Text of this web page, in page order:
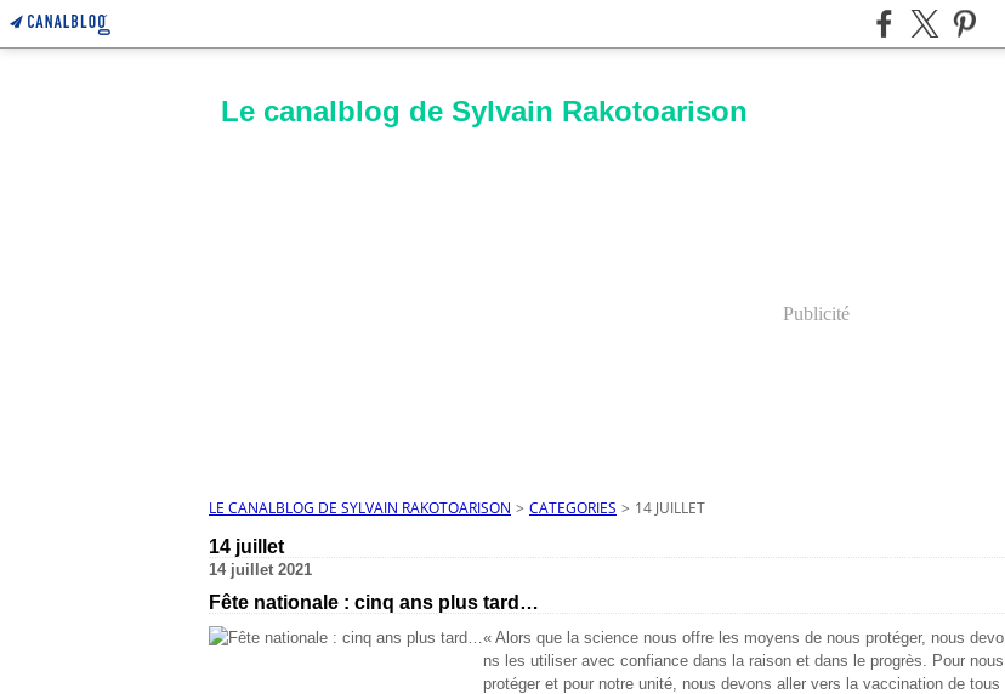
Le canalblog de Sylvain Rakotoarison
Publicité
LE CANALBLOG DE SYLVAIN RAKOTOARISON > CATEGORIES > 14 JUILLET
14 juillet
14 juillet 2021
Fête nationale : cinq ans plus tard…
« Alors que la science nous offre les moyens de nous protéger, nous devo
ns les utiliser avec confiance dans la raison et dans le progrès. Pour nous
protéger et pour notre unité, nous devons aller vers la vaccination de tous l